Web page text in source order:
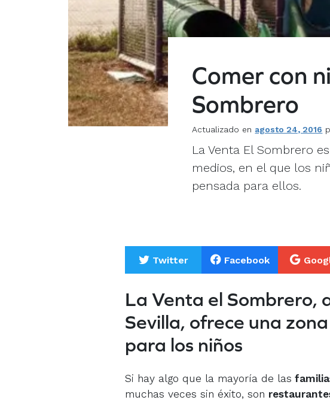
Comer con
Sombrero
Actualizado en agosto 24, 2016
La Venta El Sombrero
medios, en el que los
pensada para ellos.
Twitter Facebook
La Venta el Sombrero,
Sevilla, ofrece una
para los niños
Si hay algo que la mayoría de las
muchas veces sin éxito, son